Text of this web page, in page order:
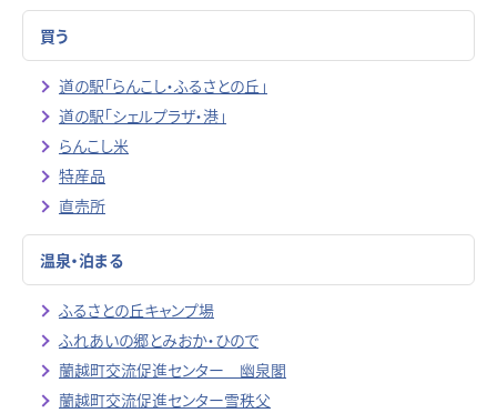
買う
道の駅「らんこし・ふるさとの丘」
道の駅「シェルプラザ・港」
らんこし米
特産品
直売所
温泉・泊まる
ふるさとの丘キャンプ場
ふれあいの郷とみおか・ひので
蘭越町交流促進センター 幽泉閣
蘭越町交流促進センター雪秩父